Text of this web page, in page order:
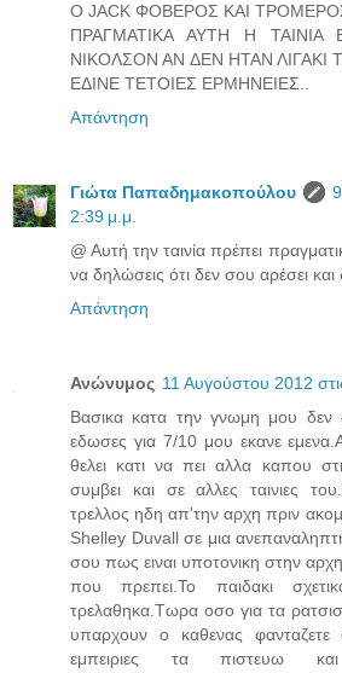
Ο JACK ΦΟΒΕΡΟΣ ΚΑΙ
ΠΡΑΓΜΑΤΙΚΑ ΑΥΤΗ Η ΤΑΙΝΙΑ
ΝΙΚΟΛΣΟΝ ΑΝ ΔΕΝ ΗΤΑΝ
ΕΔΙΝΕ ΤΕΤΟΙΕΣ ΕΡΜΗΝΕΙΕΣ..
Απάντηση
Γιώτα Παπαδημακοπούλου
2:39 μ.μ.
@ Αυτή την ταινία πρέπει
να δηλώσεις ότι δεν σου αρέσει και
Απάντηση
Ανώνυμος 11 Αυγούστου 2012
Βασικα κατα την γνωμη μου δεν
εδωσες για 7/10 μου εκανε
θελει κατι να πει αλλα καπου
συμβει και σε αλλες ταινιες
τρελλος ηδη απ'την αρχη πριν
Shelley Duvall σε μια
σου πως ειναι υποτονικη στην
που πρεπει.Το παιδακι
τρελαθηκα.Τωρα οσο για τα
υπαρχουν ο καθενας φανταζετε
εμπειριες τα πιστευω